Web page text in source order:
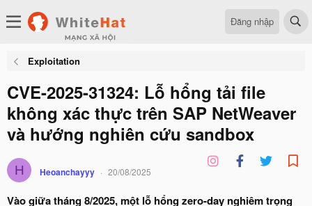
Đăng nhập
Exploitation
CVE-2025-31324: Lỗ hổng tải file
không xác thực trên SAP NetWeaver
và hướng nghiên cứu sandbox
H Heoanchayyy 20/08/2025
Vào giữa tháng 8/2025, một lỗ hổng zero-day nghiêm trọng